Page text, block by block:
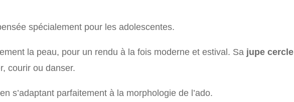
spécialement pour les adolescentes.
la peau, pour un rendu à la fois moderne et estival. Sa jupe cercle
courir ou danser.
s’adaptant parfaitement à la morphologie de l’ado.